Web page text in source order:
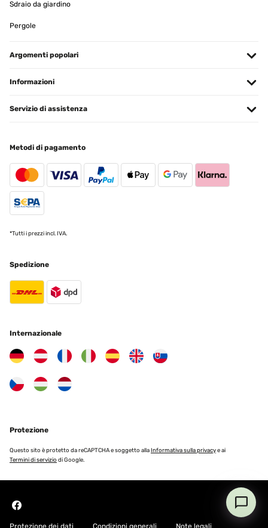
Sdraio da giardino
Pergole
Argomenti popolari
Informazioni
Servizio di assistenza
Metodi di pagamento
*Tutti i prezzi incl. IVA.
Spedizione
Internazionale
Protezione
Questo sito è protetto da reCAPTCHA e soggetto allaInformativa sulla privacye ai
Termini di servizio di Google.
Protezione dei dati Condizioni generali Note legali